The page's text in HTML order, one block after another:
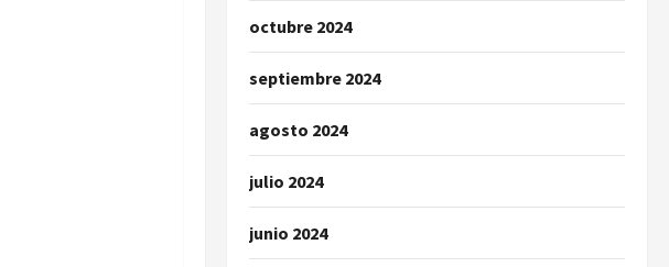
octubre 2024
septiembre 2024
agosto 2024
julio 2024
junio 2024